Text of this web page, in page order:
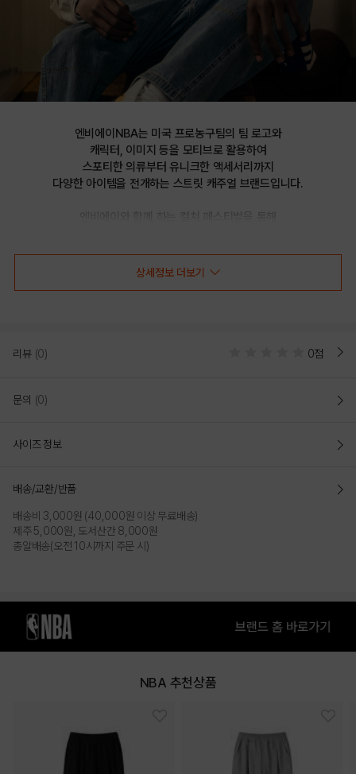
엔비에이NBA는 미국 프로농구팀의 팀 로고와
캐릭터, 이미지 등을 모티브로 활용하여
스포티한 의류부터 유니크한 액세서리까지
다양한 아이템을 전개하는 스트릿 캐주얼 브랜드입니다.
전체적으로 편안한 실루엣으로 디자인함
- 전체적으로 넉넉한 사이즈로 작업 된 오버핏으로
- 자연스럽게 어깨라인이 드랍되어 스타일리쉬하게 착장 가능
- 포인트 테이프활용, 로고맨 직자수로 포인트를 줌
COLOR
상세정보 더보기
리뷰 (0) 0점
문의 (0)
사이즈 정보
배송/교환/반품
배송비 3,000원 (40,000원 이상 무료배송)
제주 5,000원, 도서산간 8,000원
총알배송(오전 10시까지 주문 시)
NBA 추천상품